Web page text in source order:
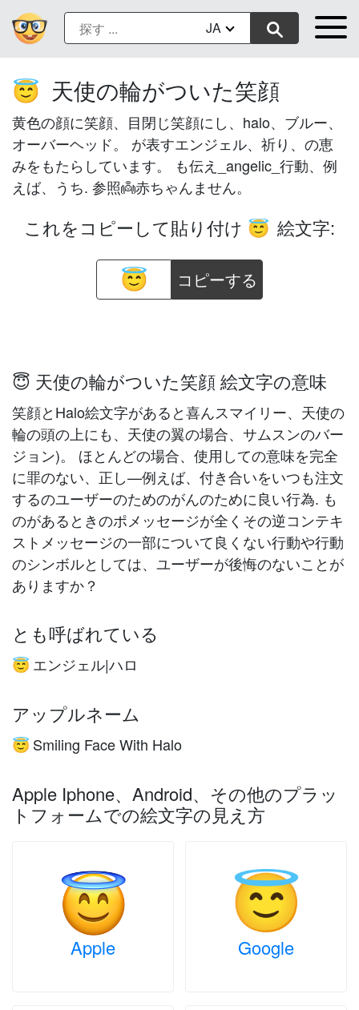
JA
😇 天使の輪がついた笑顔
黄色の顔に笑顔、目閉じ笑顔にし、halo、ブルー、
オーバーヘッド。 が表すエンジェル、祈り、の恵
みをもたらしています。 も伝え_angelic_行動、例
えば、うち. 参照👼赤ちゃんません。
これをコピーして貼り付け 😇 絵文字:
コピーする
😇 天使の輪がついた笑顔 絵文字の意味
笑顔とHalo絵文字があると喜んスマイリー、天使の
輪の頭の上にも、天使の翼の場合、サムスンのバー
ジョン)。 ほとんどの場合、使用しての意味を完全
に罪のない、正し—例えば、付き合いをいつも注文
するのユーザーのためのがんのために良い行為. も
のがあるときのポメッセージが全くその逆コンテキ
ストメッセージの一部について良くない行動や行動
のシンボルとしては、ユーザーが後悔のないことが
ありますか？
とも呼ばれている
😇 エンジェル|ハロ
アップルネーム
😇 Smiling Face With Halo
Apple Iphone、Android、その他のプラッ
トフォームでの絵文字の見え方
Apple Google